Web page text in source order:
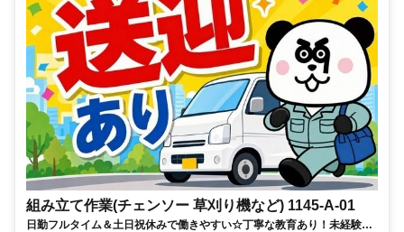
組み立て作業(チェンソー 草刈り機など) 1145-A-01
日勤フルタイム＆土日祝休みで働きやすい☆丁寧な教育あり！未経験の